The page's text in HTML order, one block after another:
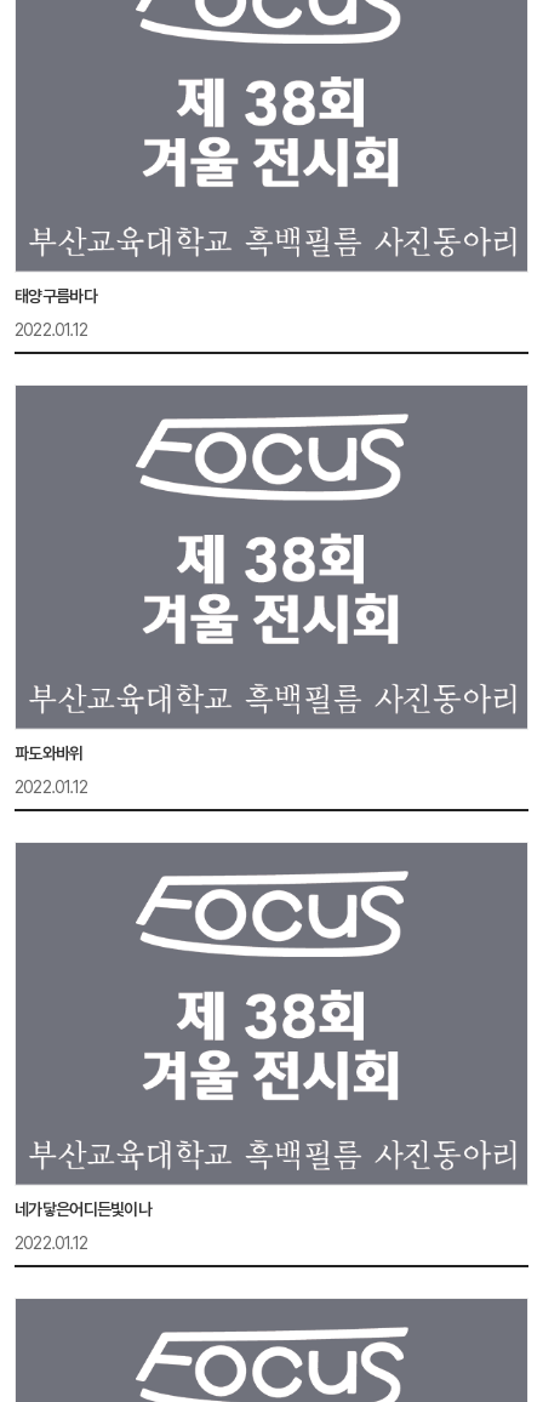
태양구름바다
2022.01.12
파도와바위
2022.01.12
네가닿은어디든빛이나
2022.01.12